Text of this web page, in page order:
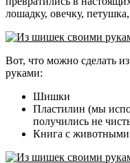
лошадку, овечку,
Вот, что можно сделать
руками:
Шишки
Пластилин (мы
получились не
Книга с животными